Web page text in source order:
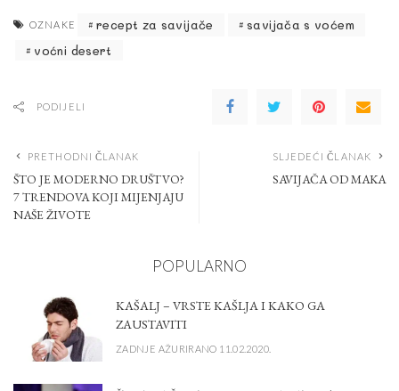
OZNAKE recept za savijače
savijača s voćem
voćni desert
PODIJELI
PRETHODNI ČLANAK
ŠTO JE MODERNO DRUŠTVO?
7 TRENDOVA KOJI MIJENJAJU
NAŠE ŽIVOTE
SLJEDEĆI ČLANAK
SAVIJAČA OD MAKA
POPULARNO
KAŠALJ – VRSTE KAŠLJA I KAKO GA
ZAUSTAVITI
ZADNJE AŽURIRANO 11.02.2020.